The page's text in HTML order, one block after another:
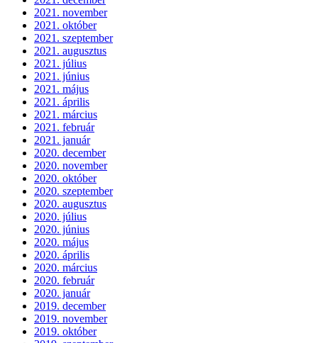
2021. november
2021. október
2021. szeptember
2021. augusztus
2021. július
2021. június
2021. május
2021. április
2021. március
2021. február
2021. január
2020. december
2020. november
2020. október
2020. szeptember
2020. augusztus
2020. július
2020. június
2020. május
2020. április
2020. március
2020. február
2020. január
2019. december
2019. november
2019. október